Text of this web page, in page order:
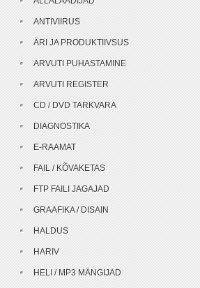
ANTIVIIRUS
ÄRI JA PRODUKTIIVSUS
ARVUTI PUHASTAMINE
ARVUTI REGISTER
CD / DVD TARKVARA
DIAGNOSTIKA
E-RAAMAT
FAIL / KÕVAKETAS
FTP FAILI JAGAJAD
GRAAFIKA / DISAIN
HALDUS
HARIV
HELI / MP3 MÄNGIJAD